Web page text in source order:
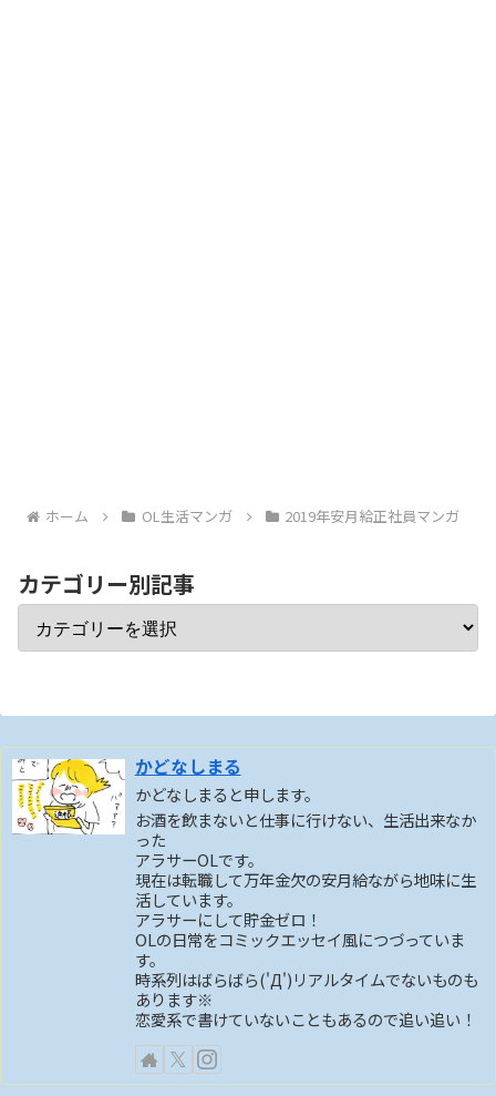
ホーム OL生活マンガ 2019年安月給正社員マンガ
カテゴリー別記事
かどなしまる
かどなしまると申します。
お酒を飲まないと仕事に行けない、生活出来なか
った
アラサーOLです。
現在は転職して万年金欠の安月給ながら地味に生
活しています。
アラサーにして貯金ゼロ！
OLの日常をコミックエッセイ風につづっていま
す。
時系列はばらばら('Д')リアルタイムでないものも
あります※
恋愛系で書けていないこともあるので追い追い！